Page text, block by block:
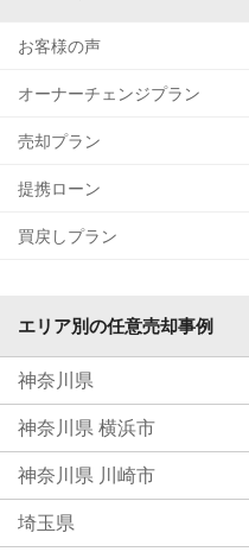
お客様の声
オーナーチェンジプラン
売却プラン
提携ローン
買戻しプラン
エリア別の任意売却事例
神奈川県
神奈川県 横浜市
神奈川県 川崎市
埼玉県